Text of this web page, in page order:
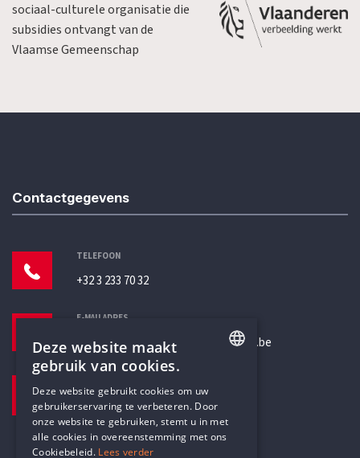
sociaal-culturele organisatie die
subsidies ontvangt van de
Vlaamse Gemeenschap
Contactgegevens
TELEFOON
+32 3 233 70 32
E-MAILADRES
secretariaat@humanistischverbond.be
Pottenbrug 4
Antwerpen, 2000
DUTCH
Deze website maakt
gebruik van cookies.
Deze website gebruikt cookies om uw
gebruikerservaring te verbeteren. Door
onze website te gebruiken, stemt u in met
alle cookies in overeenstemming met ons
Cookiebeleid. Lees verder